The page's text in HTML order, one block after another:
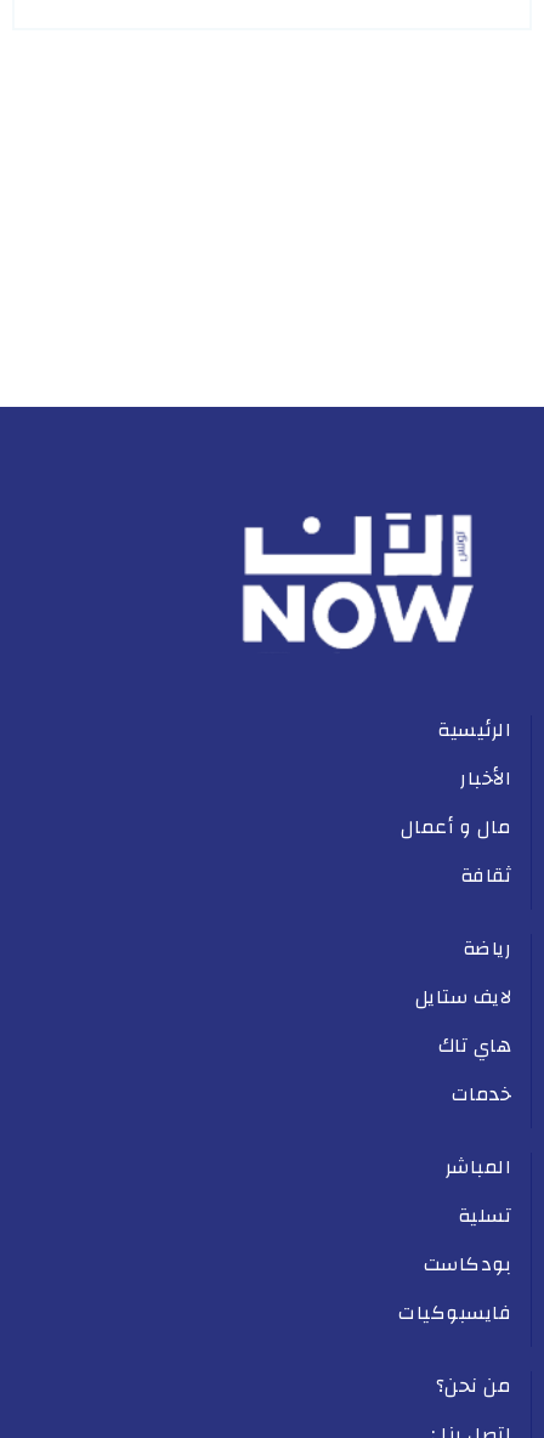
الرئيسية
الأخبار
مال و أعمال
ثقافة
رياضة
لايف ستايل
هاي تاك
خدمات
المباشر
تسلية
بودكاست
فايسبوكيات
من نحن؟